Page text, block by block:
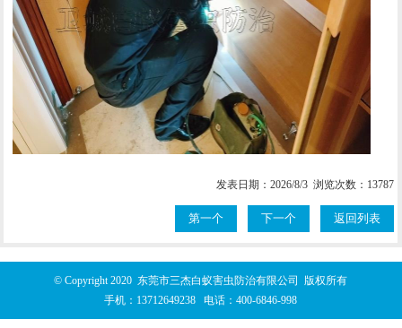
发表日期：2026/8/3 浏览次数：13787
第一个 下一个 返回列表
© Copyright 2020 东莞市三杰白蚁害虫防治有限公司 版权所有
手机： 13712649238 电话：400-6846-998